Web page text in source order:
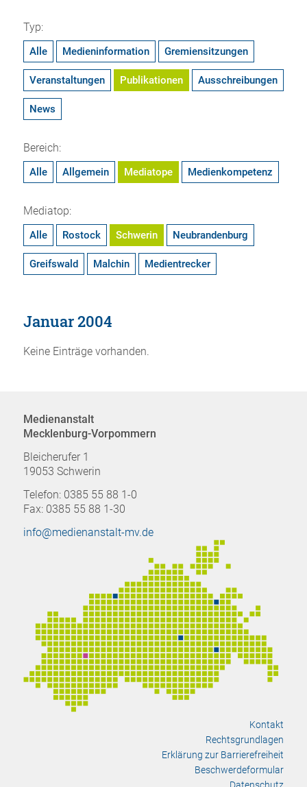
Typ:
Alle Medieninformation Gremiensitzungen
Veranstaltungen Publikationen Ausschreibungen
News
Bereich:
Alle Allgemein Mediatope Medienkompetenz
Mediatop:
Alle Rostock Schwerin Neubrandenburg
Greifswald Malchin Medientrecker
Januar 2004
Keine Einträge vorhanden.
Medienanstalt
Mecklenburg-Vorpommern
Bleicherufer 1
19053 Schwerin
Telefon: 0385 55 88 1-0
Fax: 0385 55 88 1-30
info@medienanstalt-mv.de
Kontakt
Rechtsgrundlagen
Erklärung zur Barrierefreiheit
Beschwerdeformular
Datenschutz